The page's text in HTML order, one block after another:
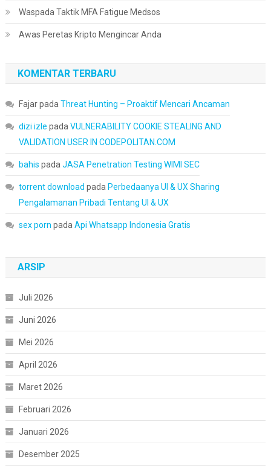
Waspada Taktik MFA Fatigue Medsos
Awas Peretas Kripto Mengincar Anda
KOMENTAR TERBARU
Fajarpada Threat Hunting – Proaktif Mencari Ancaman
dizi izle pada VULNERABILITY COOKIE STEALING AND
VALIDATION USER IN CODEPOLITAN.COM
bahis pada JASA Penetration Testing WIMI SEC
torrent download pada Perbedaanya UI & UX Sharing
Pengalamanan Pribadi Tentang UI & UX
sex porn pada Api Whatsapp Indonesia Gratis
ARSIP
Juli 2026
Juni 2026
Mei 2026
April 2026
Maret 2026
Februari 2026
Januari 2026
Desember 2025